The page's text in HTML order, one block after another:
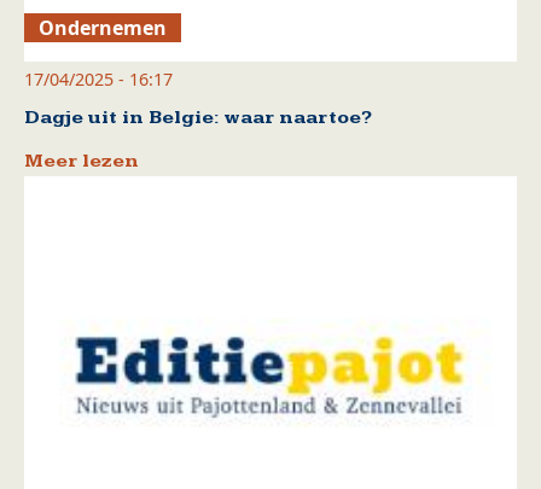
Ondernemen
17/04/2025 - 16:17
Dagje uit in Belgie: waar naartoe?
Meer lezen